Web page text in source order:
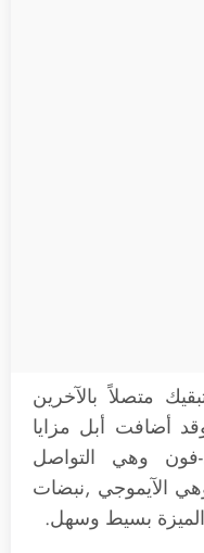
متصلاً بالآخرين
أضافت أبل مزايا
وهي التواصل
الآيموجي ,نبضات
بسيط وسهل.